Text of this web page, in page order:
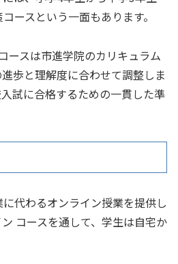
ースという一面もあります。
ースは市進学院のカリキュラム
歩と理解度に合わせて調整しま
試に合格するための一貫した準
代わるオンライン授業を提供し
コースを通して、学生は自宅か